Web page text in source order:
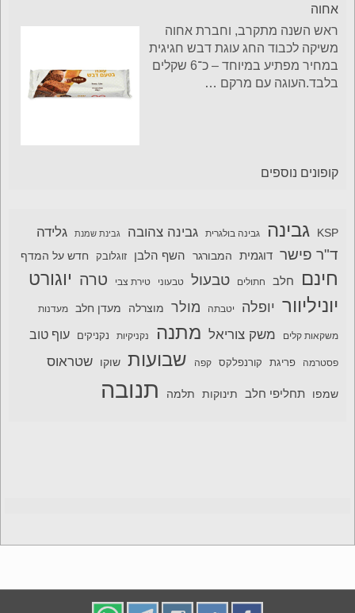
אחוה
ראש השנה מתקרב, וחברת אחוה
משיקה לכבוד החג עוגת דבש חגיגית
במחיר מפתיע במיוחד – כ־6 שקלים
בלבד.העוגה עם מרקם …
קופונים נוספים
KSP גבינה גבינה בולגרית גבינה צהובה גבינת שמנת גלידה
ד"ר פישר דוגמית המבורגר השף הלבן זוגלובק חדש על המדף
חינם חלב חתולים טבעול טבעוני טירת צבי טרה יוגורט
יוניליוור יופלה יטבתה מולר מוצרלה מעדן חלב מעדנות
משקאות קלים משק צוריאל מתנה נקניקיות נקניקים עוף טוב
פסטרמה פריגת קורנפלקס קפה שבועות שוקו שטראוס
שמפו תחליפי חלב תינוקות תלמה תנובה